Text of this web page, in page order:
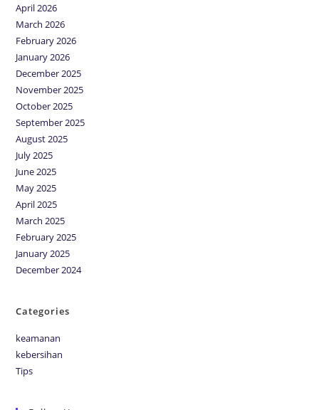
April 2026
March 2026
February 2026
January 2026
December 2025
November 2025
October 2025
September 2025
August 2025
July 2025
June 2025
May 2025
April 2025
March 2025
February 2025
January 2025
December 2024
Categories
keamanan
kebersihan
Tips